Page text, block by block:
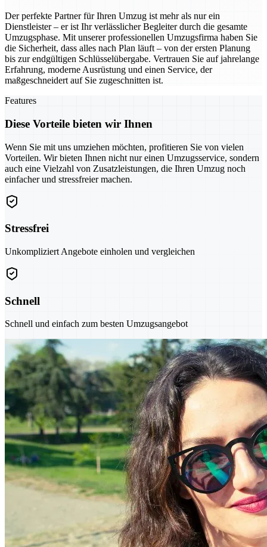
Der perfekte Partner für Ihren Umzug ist mehr als nur ein
Dienstleister – er ist Ihr verlässlicher Begleiter durch die gesamte
Umzugsphase. Mit unserer professionellen Umzugsfirma haben Sie
die Sicherheit, dass alles nach Plan läuft – von der ersten Planung
bis zur endgültigen Schlüsselübergabe. Vertrauen Sie auf jahrelange
Erfahrung, moderne Ausrüstung und einen Service, der
maßgeschneidert auf Sie zugeschnitten ist.
Features
Diese Vorteile bieten wir Ihnen
Wenn Sie mit uns umziehen möchten, profitieren Sie von vielen
Vorteilen. Wir bieten Ihnen nicht nur einen Umzugsservice, sondern
auch eine Vielzahl von Zusatzleistungen, die Ihren Umzug noch
einfacher und stressfreier machen.
Stressfrei
Unkompliziert Angebote einholen und vergleichen
Schnell
Schnell und einfach zum besten Umzugsangebot